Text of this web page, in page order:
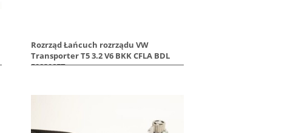
Rozrząd Łańcuch rozrządu VW
Transporter T5 3.2 V6 BKK CFLA BDL
59830SET